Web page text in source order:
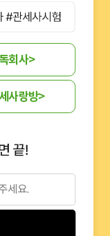
독회사>
사랑방>